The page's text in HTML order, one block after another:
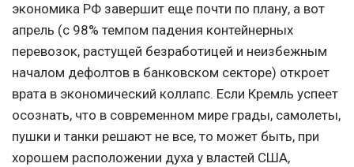
экономика РФ завершит еще почти по плану, а вот
апрель (с 98% темпом падения контейнерных
перевозок, растущей безработицей и неизбежным
началом дефолтов в банковском секторе) откроет
врата в экономический коллапс. Если Кремль успеет
осознать, что в современном мире грады, самолеты,
пушки и танки решают не все, то может быть, при
хорошем расположении духа у властей США,